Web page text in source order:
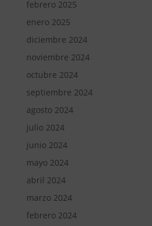
febrero 2025
enero 2025
diciembre 2024
noviembre 2024
octubre 2024
septiembre 2024
agosto 2024
julio 2024
junio 2024
mayo 2024
abril 2024
marzo 2024
febrero 2024